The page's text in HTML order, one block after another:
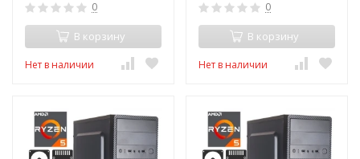
0
В корзину
Нет в наличии
0
В корзину
Нет в наличии